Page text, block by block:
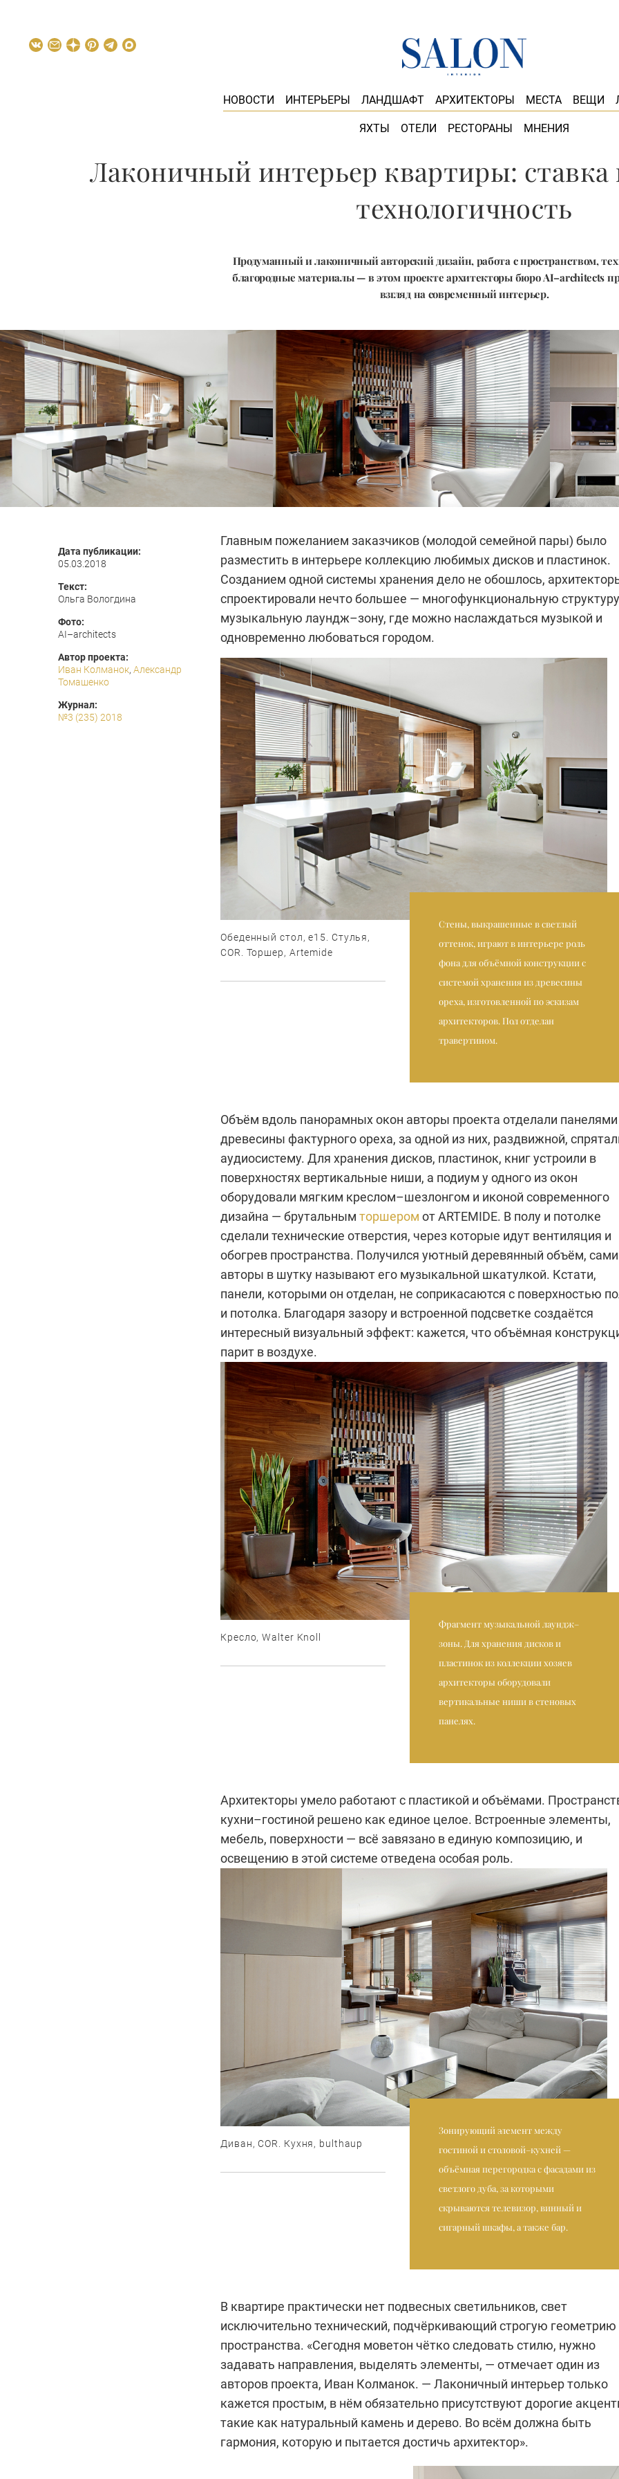
НОВОСТИ ИНТЕРЬЕРЫ ЛАНДШАФТ АРХИТЕКТОРЫ МЕСТА ВЕЩИ
ЯХТЫ ОТЕЛИ РЕСТОРАНЫ МНЕНИЯ
Лаконичный интерьер квартиры:
технологичность
Продуманный и лаконичный авторский дизайн, работа с пространством,
благородные материалы — в этом проекте архитекторы бюро AI–architects
взгляд на современный интерьер.
Дата публикации:
05.03.2018
Текст:
Ольга Вологдина
Фото:
AI–architects
Автор проекта:
Иван Колманок, Александр
Томашенко
Журнал:
№3 (235) 2018
Главным пожеланием заказчиков (молодой семейной пары) было
разместить в интерьере коллекцию любимых дисков и пластинок.
Созданием одной системы хранения дело не обошлось,
спроектировали нечто большее — многофункциональную
музыкальную лаундж–зону, где можно наслаждаться музыкой и
одновременно любоваться городом.
Обеденный стол, e15. Стулья,
COR. Торшер, Artemide
Стены, выкрашенные в светлый
оттенок, играют в интерьере роль
фона для объёмной конструкции с
системой хранения из древесины
ореха, изготовленной по эскизам
архитекторов. Пол отделан
травертином.
Объём вдоль панорамных окон авторы проекта отделали панелями
древесины фактурного ореха, за одной из них, раздвижной,
аудиосистему. Для хранения дисков, пластинок, книг устроили в
поверхностях вертикальные ниши, а подиум у одного из окон
оборудовали мягким креслом–шезлонгом и иконой современного
дизайна — брутальным торшером от ARTEMIDE. В полу и потолке
сделали технические отверстия, через которые идут вентиляция и
обогрев пространства. Получился уютный деревянный объём, сами
авторы в шутку называют его музыкальной шкатулкой. Кстати,
панели, которыми он отделан, не соприкасаются с поверхностью
и потолка. Благодаря зазору и встроенной подсветке создаётся
интересный визуальный эффект: кажется, что объёмная
парит в воздухе.
Кресло, Walter Knoll
Фрагмент музыкальной лаундж–
зоны. Для хранения дисков и
пластинок из коллекции хозяев
архитекторы оборудовали
вертикальные ниши в стеновых
панелях.
Архитекторы умело работают с пластикой и объёмами.
кухни–гостиной решено как единое целое. Встроенные элементы,
мебель, поверхности — всё завязано в единую композицию, и
освещению в этой системе отведена особая роль.
Диван, COR. Кухня, bulthaup
Зонирующий элемент между
гостиной и столовой–кухней —
объёмная перегородка с фасадами из
светлого дуба, за которыми
скрываются телевизор, винный и
сигарный шкафы, а также бар.
В квартире практически нет подвесных светильников, свет
исключительно технический, подчёркивающий строгую геометрию
пространства. «Сегодня моветон чётко следовать стилю, нужно
задавать направления, выделять элементы, — отмечает один из
авторов проекта, Иван Колманок. — Лаконичный интерьер только
кажется простым, в нём обязательно присутствуют дорогие
такие как натуральный камень и дерево. Во всём должна быть
гармония, которую и пытается достичь архитектор».